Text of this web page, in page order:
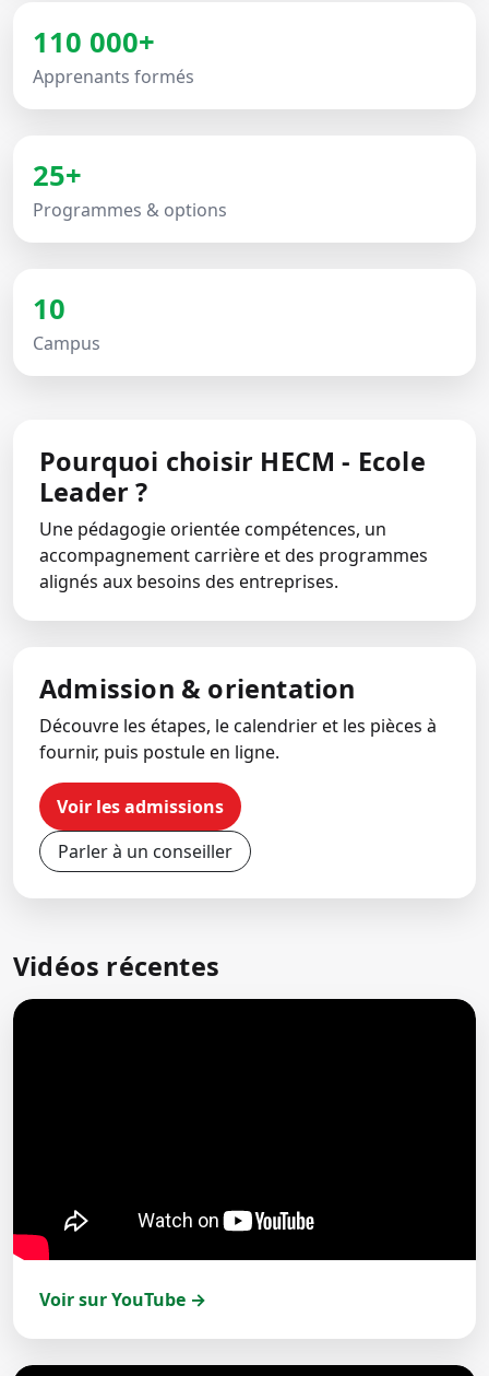
110 000+
Apprenants formés
25+
Programmes & options
10
Campus
Pourquoi choisir HECM - Ecole
Leader ?
Une pédagogie orientée compétences, un
accompagnement carrière et des programmes
alignés aux besoins des entreprises.
Admission & orientation
Découvre les étapes, le calendrier et les pièces à
fournir, puis postule en ligne.
Voir les admissions
Parler à un conseiller
Vidéos récentes
Voir sur YouTube →